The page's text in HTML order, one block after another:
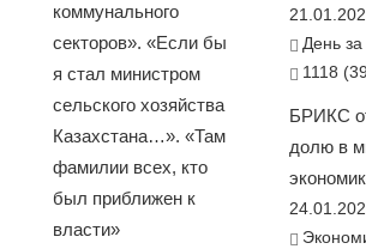
коммунального
секторов». «Если бы
я стал министром
сельского хозяйства
Казахстана…». «Там
фамилии всех, кто
был приближен к
власти»
День
1118
БРИКС
долю в